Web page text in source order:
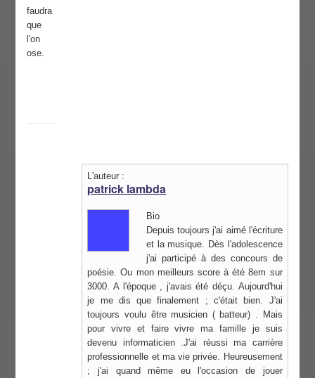
faudra
que
l'on
ose.
L'auteur :
patrick lambda
Bio
Depuis toujours j'ai aimé l'écriture
et la musique. Dès l'adolescence
j'ai participé à des concours de
poésie. Ou mon meilleurs score à été 8em sur
3000. A l'époque , j'avais été déçu. Aujourd'hui
je me dis que finalement ; c'était bien. J'ai
toujours voulu être musicien ( batteur) . Mais
pour vivre et faire vivre ma famille je suis
devenu informaticien .J'ai réussi ma carrière
professionnelle et ma vie privée. Heureusement
; j'ai quand même eu l'occasion de jouer